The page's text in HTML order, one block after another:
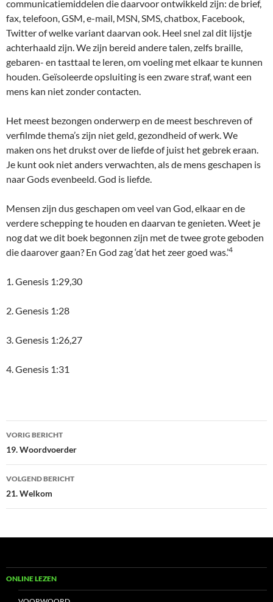
communicatiemiddelen die daarvoor ontwikkeld zijn: de brief,
fax, telefoon, GSM, e-mail, MSN, SMS, chatbox, Facebook,
Twitter of welke variant daarvan ook. Heel snel zal dit lijstje
achterhaald zijn. We zijn bereid andere talen, zelfs braille,
gebaren- en tasttaal te leren, om voeling met elkaar te kunnen
houden. Geïsoleerde opsluiting is een zware straf, want een
mens kan niet zonder contacten.
Het meest bezongen onderwerp en de meest beschreven of
verfilmde thema’s zijn niet geld, gezondheid of werk. We
maken ons het drukst over de liefde of juist het gebrek eraan.
Je kunt ook niet anders verwachten, als de mens geschapen is
naar Gods evenbeeld. God is liefde.
Mensen zijn dus geschapen om veel van God, elkaar en de
verdere schepping te houden en daarvan te genieten. Weet je
nog dat we dit boek begonnen zijn met de twee grote geboden
die daarover gaan? En God zag ‘dat het zeer goed was.’4
1. Genesis 1:29,30
2. Genesis 1:28
3. Genesis 1:26,27
4. Genesis 1:31
Bericht
navigatie
VORIG BERICHT
19. Woordvoerder
VOLGEND BERICHT
21. Welkom
ONLINE LEZEN